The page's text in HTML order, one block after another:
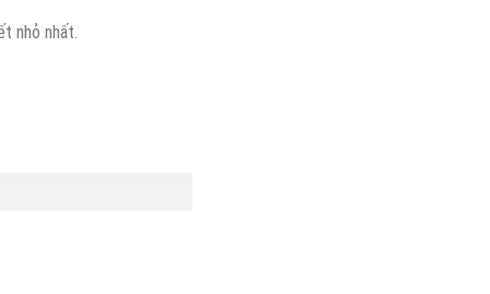
nhỏ nhất.